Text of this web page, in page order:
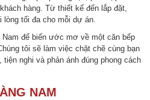
hàng. Từ thiết kế đến lắp đặt,
lòng tối đa cho mỗi dự án.
để biến ước mơ về một căn bếp
tôi sẽ làm việc chặt chẽ cùng bạn
nghi và phản ánh đúng phong cách
NAM